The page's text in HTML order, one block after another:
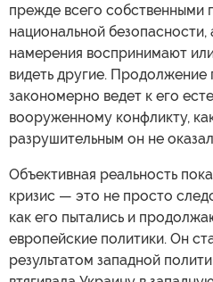
прежде всего собственными
национальной безопасности,
намерения воспринимают
видеть другие. Продолжение
закономерно ведет к его
вооруженному конфликту,
разрушительным он не
Объективная реальность
кризис — это не просто
как его пытались и
европейские политики. Он
результатом западной